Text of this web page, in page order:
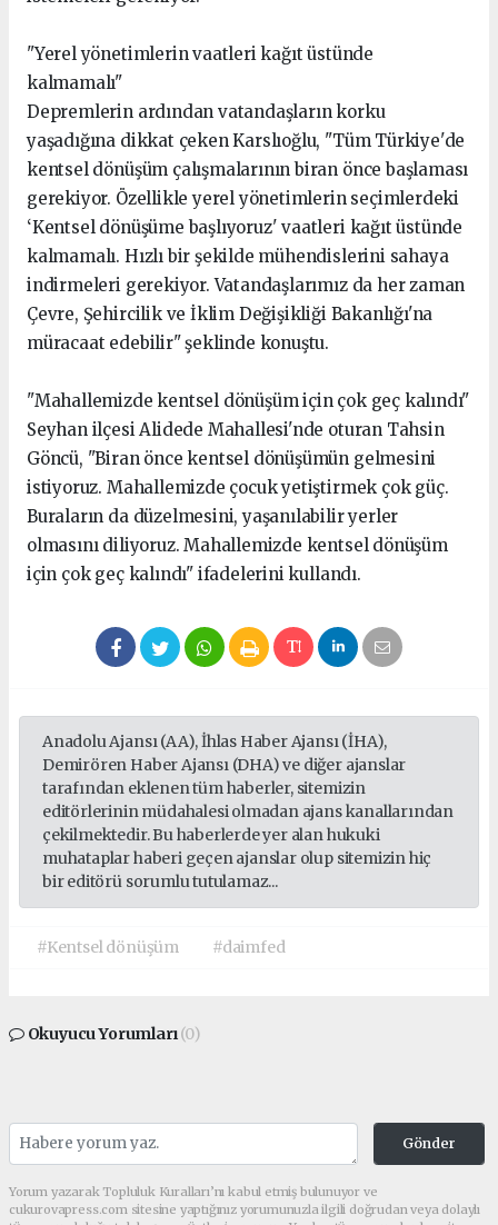
"Yerel yönetimlerin vaatleri kağıt üstünde
kalmamalı"
Depremlerin ardından vatandaşların korku
yaşadığına dikkat çeken Karslıoğlu, "Tüm Türkiye'de
kentsel dönüşüm çalışmalarının biran önce başlaması
gerekiyor. Özellikle yerel yönetimlerin seçimlerdeki
‘Kentsel dönüşüme başlıyoruz' vaatleri kağıt üstünde
kalmamalı. Hızlı bir şekilde mühendislerini sahaya
indirmeleri gerekiyor. Vatandaşlarımız da her zaman
Çevre, Şehircilik ve İklim Değişikliği Bakanlığı'na
müracaat edebilir" şeklinde konuştu.
"Mahallemizde kentsel dönüşüm için çok geç kalındı"
Seyhan ilçesi Alidede Mahallesi'nde oturan Tahsin
Göncü, "Biran önce kentsel dönüşümün gelmesini
istiyoruz. Mahallemizde çocuk yetiştirmek çok güç.
Buraların da düzelmesini, yaşanılabilir yerler
olmasını diliyoruz. Mahallemizde kentsel dönüşüm
için çok geç kalındı" ifadelerini kullandı.
Anadolu Ajansı (AA), İhlas Haber Ajansı (İHA),
Demirören Haber Ajansı (DHA) ve diğer ajanslar
tarafından eklenen tüm haberler, sitemizin
editörlerinin müdahalesi olmadan ajans kanallarından
çekilmektedir. Bu haberlerde yer alan hukuki
muhataplar haberi geçen ajanslar olup sitemizin hiç
bir editörü sorumlu tutulamaz...
#Kentsel dönüşüm #daimfed
Okuyucu Yorumları(0)
Gönder
Yorum yazarak Topluluk Kuralları’nı kabul etmiş bulunuyor ve
cukurovapress.com sitesine yaptığınız yorumunuzla ilgili doğrudan veya dolaylı